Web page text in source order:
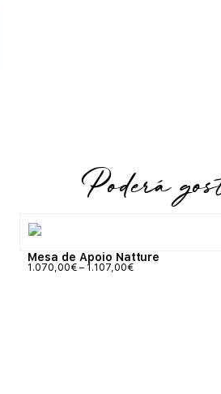
Poderá
Mesa de Apoio Natture
1.070,00€ – 1.107,00€